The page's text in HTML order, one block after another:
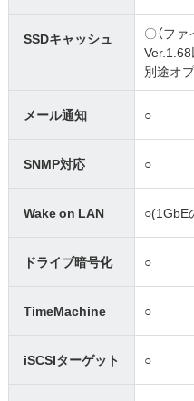
SSDキャッシュ
〇（ファ
別途オ
メール通知 ○
SNMP対応 ○
Wake on LAN ○(1GbE
ドライブ暗号化 ○
TimeMachine ○
iSCSIターゲット ○